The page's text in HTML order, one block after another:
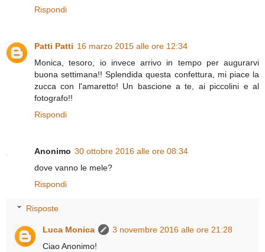
Rispondi
Patti Patti 16 marzo 2015 alle ore 12:34
Monica, tesoro, io invece arrivo in tempo per augurarvi
buona settimana!! Splendida questa confettura, mi piace la
zucca con l'amaretto! Un bascione a te, ai piccolini e al
fotografo!!
Rispondi
Anonimo 30 ottobre 2016 alle ore 08:34
dove vanno le mele?
Rispondi
Risposte
Luca Monica
3 novembre 2016 alle ore 21:28
Ciao Anonimo!